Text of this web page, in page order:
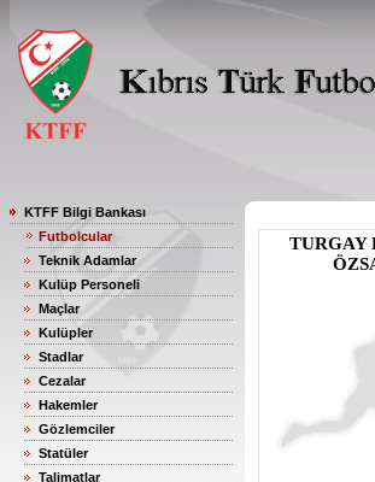
KTFF Bilgi Bankası
Futbolcular
Teknik Adamlar
Kulüp Personeli
Maçlar
Kulüpler
Stadlar
Cezalar
Hakemler
Gözlemciler
Statüler
Talimatlar
TURGAY